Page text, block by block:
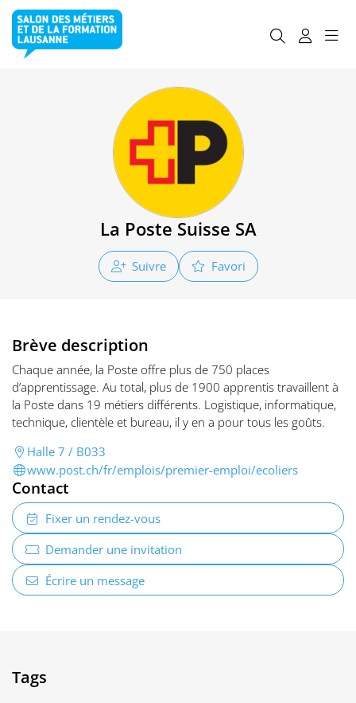
La Poste Suisse SA
Suivre Favori
Brève description
Chaque année, la Poste offre plus de 750 places
d’apprentissage. Au total, plus de 1900 apprentis travaillent à
la Poste dans 19 métiers différents. Logistique, informatique,
technique, clientèle et bureau, il y en a pour tous les goûts.
Halle 7 / B033
www.post.ch/fr/emplois/premier-emploi/ecoliers
Contact
Fixer un rendez-vous
Demander une invitation
Écrire un message
Tags